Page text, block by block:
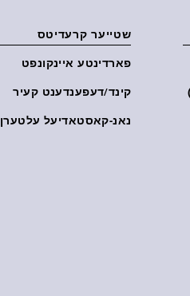
שטייער קרעדיטס
פארדינטע איינקונפט
קינד/דעפענדענט קעיר
נאנ-קאסטאדיעל עלטערן